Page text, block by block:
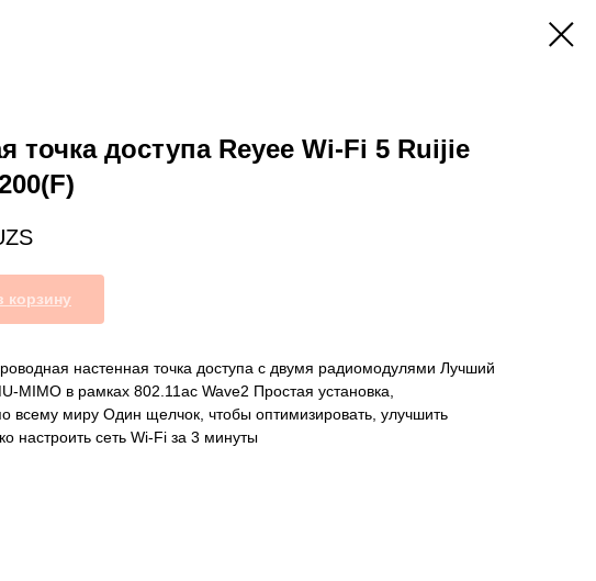
точка доступа Reyee Wi-Fi 5 Ruijie
корзину
настенная точка доступа с двумя радиомодулями Лучший
MIMO в рамках 802.11ac Wave2 Простая установка,
всему миру Один щелчок, чтобы оптимизировать, улучшить
настроить сеть Wi-Fi за 3 минуты